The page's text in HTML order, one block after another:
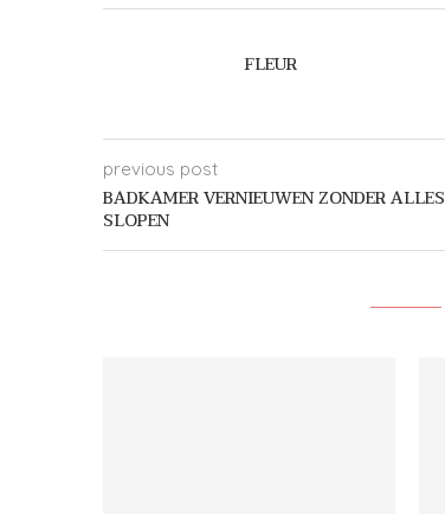
FLEUR
previous post
BADKAMER VERNIEUWEN ZONDER
SLOPEN